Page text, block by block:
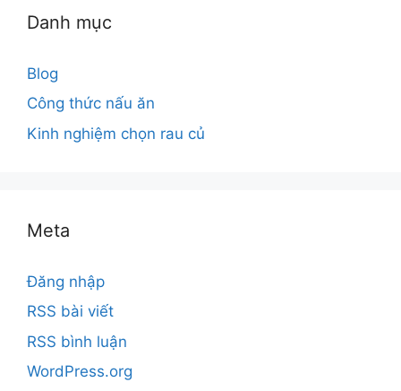
Danh mục
Blog
Công thức nấu ăn
Kinh nghiệm chọn rau củ
Meta
Đăng nhập
RSS bài viết
RSS bình luận
WordPress.org